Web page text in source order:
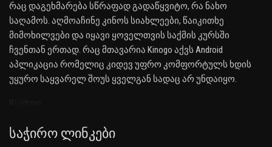
რაც დაგეხმარება სწრაფად გადაწყვიტო, რა ნახო
საღამოს. აღმოაჩინე კინოს სიახლეები, წაიკითხე
მიმოხილვები და იყავი ყოველთვის საქმის კურსში
ჩვენთან ერთად. რაც მთავარია Kinogo აქვს Android
აპლიკაცია რომელიც კიდევ უფრო კომფორტულს ხდის
უყურო საყვარელ შოუს ყველგან სადაც არ უნდაიყო.
Საჭირო Ლინკები